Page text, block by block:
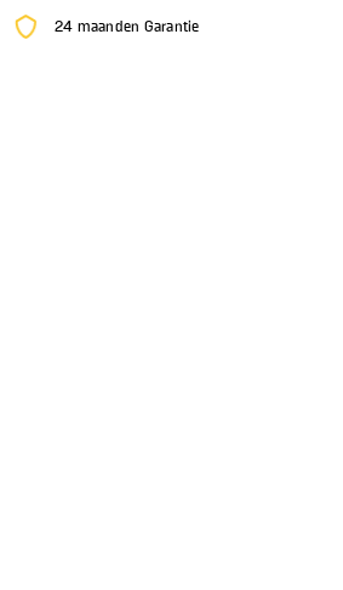
24 maanden Garantie